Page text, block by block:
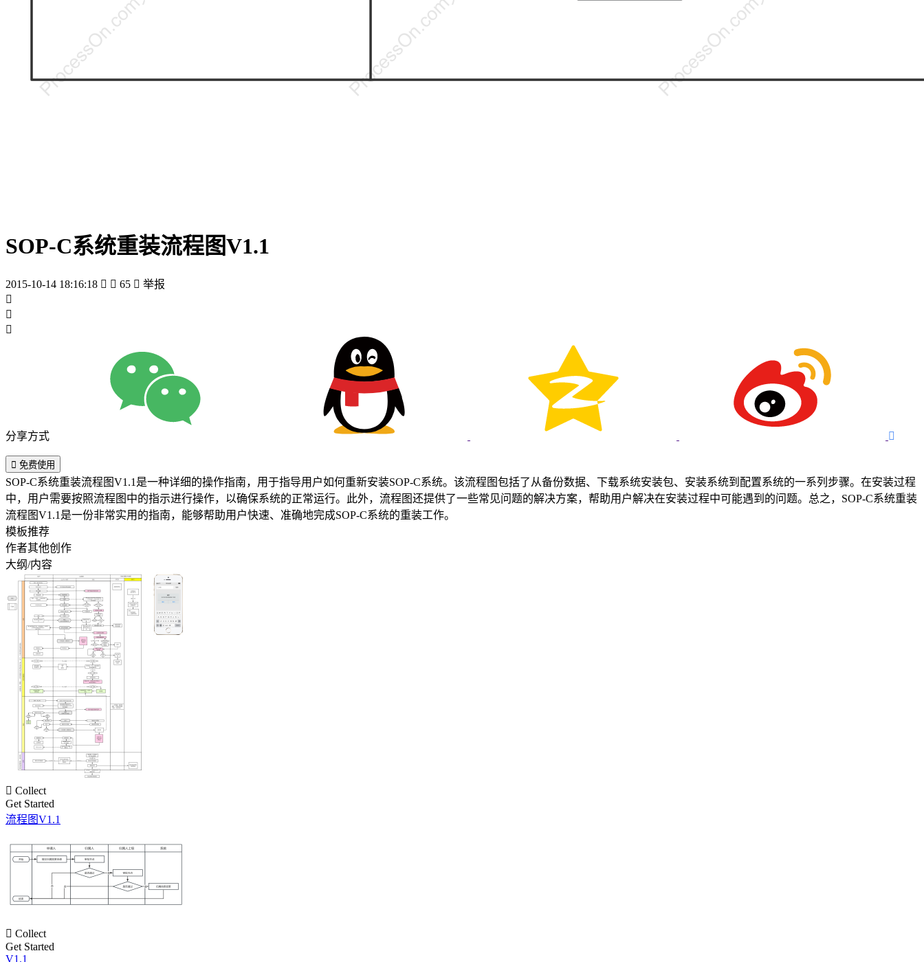
SOP-C系统重装流程图V1.1
2015-10-14 18:16:18   65  举报



分享方式 
 免费使用
SOP-C系统重装流程图V1.1是一种详细的操作指南，用于指导用户如何重新安装SOP-C系统。该流程图包括了从备份数据、下载系统安装包、安装系统到配置系统的一系列步骤。在安装过程
中，用户需要按照流程图中的指示进行操作，以确保系统的正常运行。此外，流程图还提供了一些常见问题的解决方案，帮助用户解决在安装过程中可能遇到的问题。总之，SOP-C系统重装
流程图V1.1是一份非常实用的指南，能够帮助用户快速、准确地完成SOP-C系统的重装工作。
模板推荐
作者其他创作
大纲/内容
 Collect
Get Started
流程图V1.1
 Collect
Get Started
V1.1